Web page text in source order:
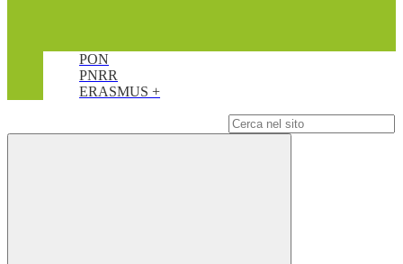
PON
PNRR
ERASMUS +